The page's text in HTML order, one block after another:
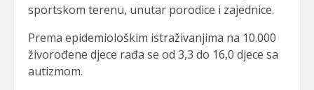
sportskom terenu, unutar porodice i zajednice.
Prema epidemiološkim istraživanjima na 10.000
živorođene djece rađa se od 3,3 do 16,0 djece sa
autizmom.